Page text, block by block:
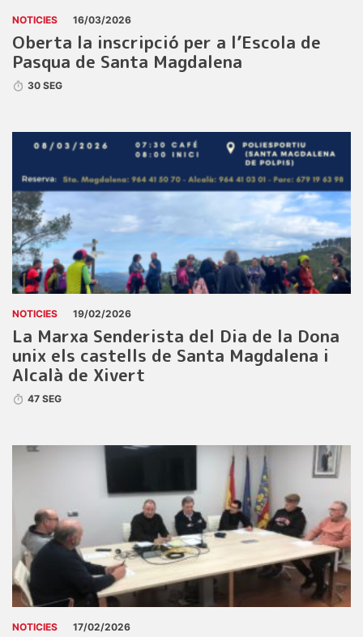
NOTICIES 16/03/2026
Oberta la inscripció per a l’Escola de
Pasqua de Santa Magdalena
30 SEG
NOTICIES 19/02/2026
La Marxa Senderista del Dia de la Dona
unix els castells de Santa Magdalena i
Alcalà de Xivert
47 SEG
NOTICIES 17/02/2026